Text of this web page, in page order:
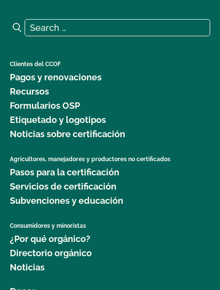
Search for:
Search
Clientes del CCOF
Pagos y renovaciones
Recursos
Formularios OSP
Etiquetado y logotipos
Noticias sobre certificación
Agricultores, manejadores y productores no certificados
Pasos para la certificación
Servicios de certificación
Subvenciones y educación
Consumidores y minoristas
¿Por qué orgánico?
Directorio orgánico
Noticias